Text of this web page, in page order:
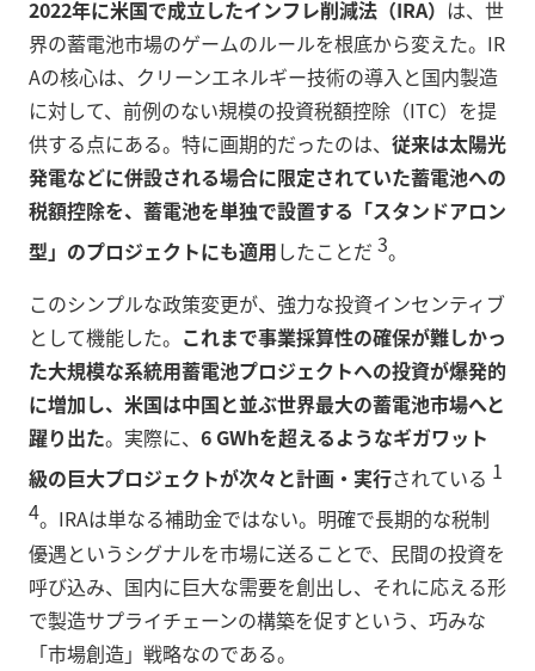
2022年に米国で成立したインフレ削減法（IRA） は、世
界の蓄電池市場のゲームのルールを根底から変えた。IR
Aの核心は、クリーンエネルギー技術の導入と国内製造
に対して、前例のない規模の投資税額控除（ITC）を提
供する点にある。特に画期的だったのは、 従来は太陽光
発電などに併設される場合に限定されていた蓄電池への
税額控除を、蓄電池を単独で設置する「スタンドアロン
型」のプロジェクトにも適用したことだ 3。
このシンプルな政策変更が、強力な投資インセンティブ
として機能した。 これまで事業採算性の確保が難しかっ
た大規模な系統用蓄電池プロジェクトへの投資が爆発的
に増加し、米国は中国と並ぶ世界最大の蓄電池市場へと
躍り出た。実際に、 6 GWhを超えるようなギガワット
級の巨大プロジェクトが次々と計画・実行されている 1
4。IRAは単なる補助金ではない。明確で長期的な税制
優遇というシグナルを市場に送ることで、民間の投資を
呼び込み、国内に巨大な需要を創出し、それに応える形
で製造サプライチェーンの構築を促すという、巧みな
「市場創造」戦略なのである。